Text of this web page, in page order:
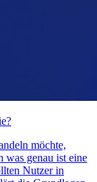
möchte,
genau ist eine
Nutzer in